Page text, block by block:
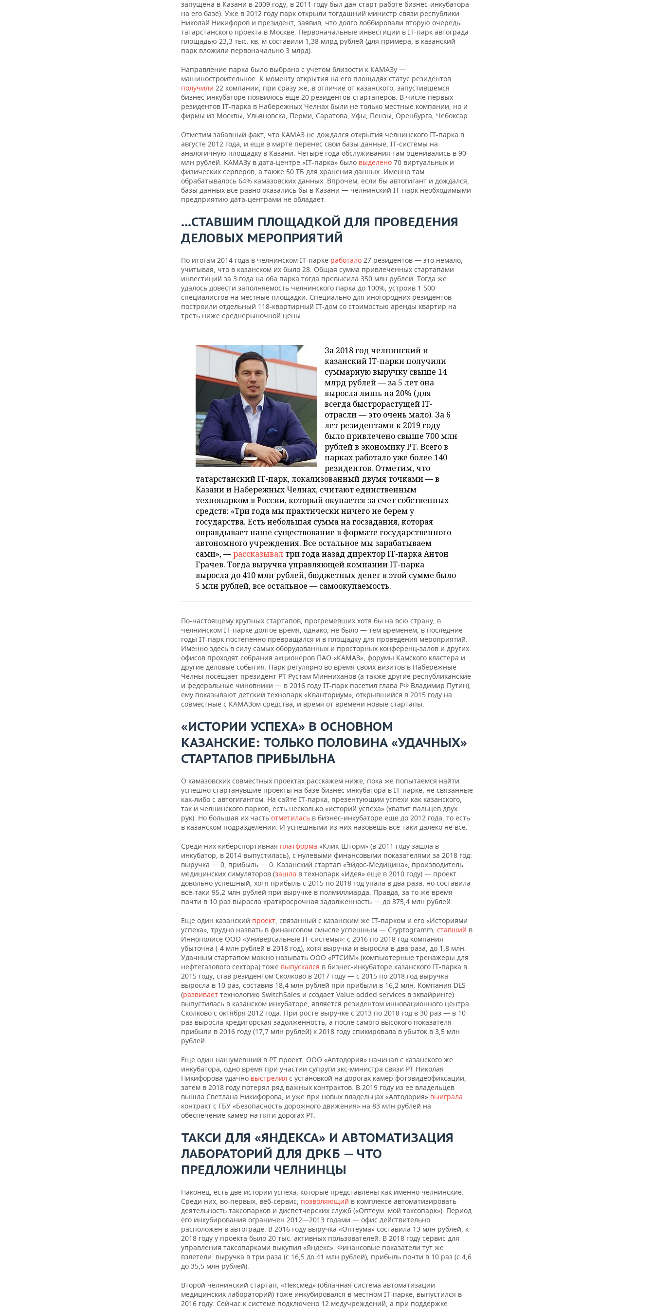
запущена в Казани в 2009 году, в 2011 году был дан старт работе бизнес-инкубатора
на его базе). Уже в 2012 году парк открыли тогдашний министр связи республики
Николай Никифоров и президент, заявив, что долго лоббировали вторую очередь
татарстанского проекта в Москве. Первоначальные инвестиции в IT-парк автограда
площадью 23,3 тыс. кв. м составили 1,38 млрд рублей (для примера, в казанский
парк вложили первоначально 3 млрд).
Направление парка было выбрано с учетом близости к КАМАЗу —
машиностроительное. К моменту открытия на его площадях статус резидентов
получили 22 компании, при сразу же, в отличие от казанского, запустившемся
бизнес-инкубаторе появилось еще 20 резидентов-стартаперов. В числе первых
резидентов IT-парка в Набережных Челнах были не только местные компании, но и
фирмы из Москвы, Ульяновска, Перми, Саратова, Уфы, Пензы, Оренбурга, Чебоксар.
Отметим забавный факт, что КАМАЗ не дождался открытия челнинского IT-парка в
августе 2012 года, и еще в марте перенес свои базы данные, IT-системы на
аналогичную площадку в Казани. Четыре года обслуживания там оценивались в 90
млн рублей. КАМАЗу в дата-центре «IT-парка» было выделено 70 виртуальных и
физических серверов, а также 50 ТБ для хранения данных. Именно там
обрабатывалось 64% камазовских данных. Впрочем, если бы автогигант и дождался,
базы данных все равно оказались бы в Казани — челнинский IT-парк необходимыми
предприятию дата-центрами не обладает.
…СТАВШИМ ПЛОЩАДКОЙ ДЛЯ ПРОВЕДЕНИЯ
ДЕЛОВЫХ МЕРОПРИЯТИЙ
По итогам 2014 года в челнинском IT-парке работало 27 резидентов — это немало,
учитывая, что в казанском их было 28. Общая сумма привлеченных стартапами
инвестиций за 3 года на оба парка тогда превысила 350 млн рублей. Тогда же
удалось довести заполняемость челнинского парка до 100%, устроив 1 500
специалистов на местные площадки. Специально для иногородних резидентов
построили отдельный 118-квартирный IT-дом со стоимостью аренды квартир на
треть ниже среднерыночной цены.
За 2018 год челнинский и
казанский IT-парки получили
суммарную выручку свыше 14
млрд рублей — за 5 лет она
выросла лишь на 20% (для
всегда быстрорастущей IT-
отрасли — это очень мало). За 6
лет резидентами к 2019 году
было привлечено свыше 700 млн
рублей в экономику РТ. Всего в
парках работало уже более 140
резидентов. Отметим, что
татарстанский IT-парк, локализованный двумя точками — в
Казани и Набережных Челнах, считают единственным
технопарком в России, который окупается за счет собственных
средств: «Три года мы практически ничего не берем у
государства. Есть небольшая сумма на госзадания, которая
оправдывает наше существование в формате государственного
автономного учреждения. Все остальное мы зарабатываем
сами», —рассказывал три года назад директор IT-парка Антон
Грачев. Тогда выручка управляющей компании IT-парка
выросла до 410 млн рублей, бюджетных денег в этой сумме было
5 млн рублей, все остальное — самоокупаемость.
По-настоящему крупных стартапов, прогремевших хотя бы на всю страну, в
челнинском IT-парке долгое время, однако, не было — тем временем, в последние
годы IT-парк постепенно превращался и в площадку для проведения мероприятий.
Именно здесь в силу самых оборудованных и просторных конференц-залов и других
офисов проходят собрания акционеров ПАО «КАМАЗ», форумы Камского кластера и
другие деловые события. Парк регулярно во время своих визитов в Набережные
Челны посещает президент РТ Рустам Минниханов (а также другие республиканские
и федеральные чиновники — в 2016 году IT-парк посетил глава РФ Владимир Путин),
ему показывают детский технопарк «Кванториум», открывшийся в 2015 году на
совместные с КАМАЗом средства, и время от времени новые стартапы.
«ИСТОРИИ УСПЕХА» В ОСНОВНОМ
КАЗАНСКИЕ: ТОЛЬКО ПОЛОВИНА «УДАЧНЫХ»
СТАРТАПОВ ПРИБЫЛЬНА
О камазовских совместных проектах расскажем ниже, пока же попытаемся найти
успешно стартанувшие проекты на базе бизнес-инкубатора в IT-парке, не связанные
как-либо с автогигантом. На сайте IT-парка, презентующим успехи как казанского,
так и челнинского парков, есть несколько «историй успеха» (хватит пальцев двух
рук). Но большая их часть отметилась в бизнес-инкубаторе еще до 2012 года, то есть
в казанском подразделении. И успешными из них назовешь все-таки далеко не все.
Среди них киберспортивная платформа «Клик-Шторм» (в 2011 году зашла в
инкубатор, в 2014 выпустилась), с нулевыми финансовыми показателями за 2018 год:
выручка — 0, прибыль — 0. Казанский стартап «Эйдос-Медицина», производитель
медицинских симуляторов (зашла в технопарк «Идея» еще в 2010 году) — проект
довольно успешный, хотя прибыль с 2015 по 2018 год упала в два раза, но составила
все-таки 95,2 млн рублей при выручке в полмиллиарда. Правда, за то же время
почти в 10 раз выросла краткросрочная задолженность — до 375,4 млн рублей.
Еще один казанский проект, связанный с казанским же IT-парком и его «Историями
успеха», трудно назвать в финансовом смысле успешным — Cryptogramm, ставший в
Иннополисе ООО «Универсальные IT-системы»: с 2016 по 2018 год компания
убыточна (-4 млн рублей в 2018 год), хотя выручка и выросла в два раза, до 1,8 млн.
Удачным стартапом можно называть ООО «РТСИМ» (компьютерные тренажеры для
нефтегазового сектора) тоже выпускался в бизнес-инкубаторе казанского IT-парка в
2015 году, став резидентом Сколково в 2017 году — с 2015 по 2018 год выручка
выросла в 10 раз, составив 18,4 млн рублей при прибыли в 16,2 млн. Компания DLS
(развивает технологию SwitchSales и создает Value added services в эквайринге)
выпустилась в казанском инкубаторе, является резидентом инновационного центра
Сколково с октября 2012 года. При росте выручке с 2013 по 2018 год в 30 раз — в 10
раз выросла кредиторская задолженность, а после самого высокого показателя
прибыли в 2016 году (17,7 млн рублей) к 2018 году спикировала в убыток в 3,5 млн
рублей.
Еще один нашумевший в РТ проект, ООО «Автодория» начинал с казанского же
инкубатора, одно время при участии супруги экс-министра связи РТ Николая
Никифорова удачно выстрелил с установкой на дорогах камер фотовидеофиксации,
затем в 2018 году потерял ряд важных контрактов. В 2019 году из ее владельцев
вышла Светлана Никифорова, и уже при новых владельцах «Автодория» выиграла
контракт с ГБУ «Безопасность дорожного движения» на 83 млн рублей на
обеспечение камер на пяти дорогах РТ.
ТАКСИ ДЛЯ «ЯНДЕКСА» И АВТОМАТИЗАЦИЯ
ЛАБОРАТОРИЙ ДЛЯ ДРКБ — ЧТО
ПРЕДЛОЖИЛИ ЧЕЛНИНЦЫ
Наконец, есть две истории успеха, которые представлены как именно челнинские.
Среди них, во-первых, веб-сервис, позволяющий в комплексе автоматизировать
деятельность таксопарков и диспетчерских служб («Оптеум: мой таксопарк»). Период
его инкубирования ограничен 2012—2013 годами — офис действительно
расположен в автограде. В 2016 году выручка «Оптеума» составила 13 млн рублей, к
2018 году у проекта было 20 тыс. активных пользователей. В 2018 году сервис для
управления таксопарками выкупил «Яндекс». Финансовые показатели тут же
взлетели: выручка в три раза (с 16,5 до 41 млн рублей), прибыль почти в 10 раз (с 4,6
до 35,5 млн рублей).
Второй челнинский стартап, «Нексмед» (облачная система автоматизации
медицинских лабораторий) тоже инкубировался в местном IT-парке, выпустился в
2016 году. Сейчас к системе подключено 12 медучреждений, а при поддержке